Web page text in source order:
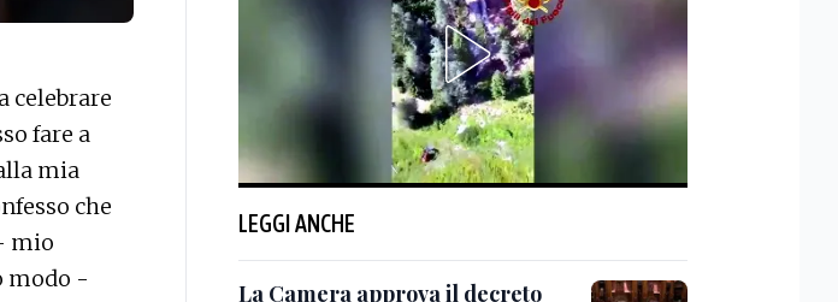
celebrare
fare a
mia
che
mio
modo -
LEGGI ANCHE
La Camera approva il decreto